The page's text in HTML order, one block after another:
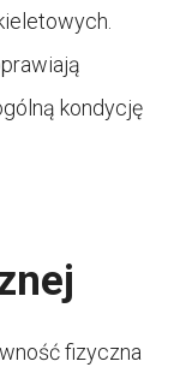
kondycję
fizyczna